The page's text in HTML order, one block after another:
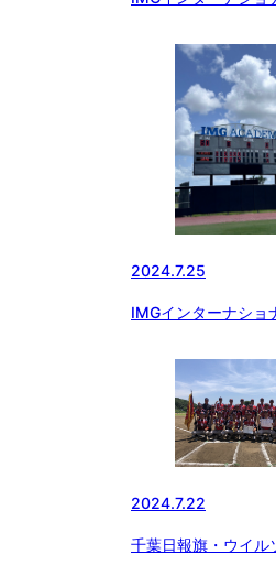
2024.7.25
IMGインターナショ
2024.7.22
千葉日報旗・ウイル